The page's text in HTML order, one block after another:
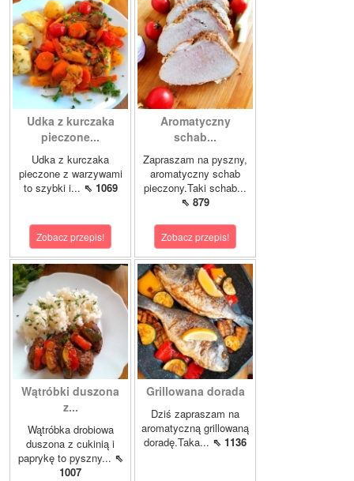
Udka z kurczaka
pieczone...
Udka z kurczaka
pieczone z warzywami
to szybki i... ⇖ 1069
Zobacz przepis!
Aromatyczny
schab...
Zapraszam na pyszny,
aromatyczny schab
pieczony.Taki schab...
⇖ 879
Zobacz przepis!
Wątróbki duszona
z...
Wątróbka drobiowa
duszona z cukinią i
paprykę to pyszny... ⇖
1007
Grillowana dorada
Dziś zapraszam na
aromatyczną grillowaną
doradę.Taka... ⇖ 1136